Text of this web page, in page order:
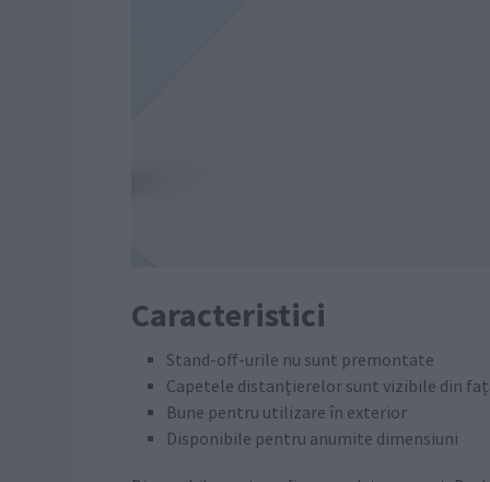
Caracteristici
Stand-off-urile nu sunt premontate
Capetele distanțierelor sunt vizibile din
Bune pentru utilizare în exterior
Disponibile pentru anumite dimensiuni